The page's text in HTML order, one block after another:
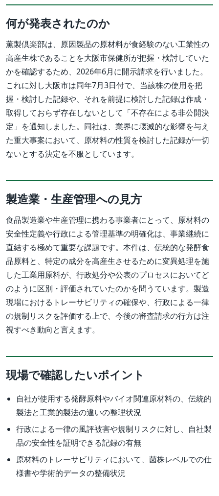
何が発表されたのか
薫製倶楽部は、原因製品の原材料が食経験のない工業性の
高産生株であることを大阪市保健所が把握・検討していた
かを確認するため、2026年6月に開示請求を行いました。
これに対し大阪市は同年7月3日付で、当該株の使用を把
握・検討した記録や、それを前提に検討した記録は作成・
取得しておらず存在しないとして「不存在による非公開決
定」を通知しました。同社は、業界に壊滅的な影響を与え
た重大事案において、原材料の性質を検討した記録が一切
ないとする決定を不服としています。
製造業・生産管理への見方
食品製造業や生産管理に携わる事業者にとって、原材料の
安全性定義や行政による管理基準の明確化は、事業継続に
直結する極めて重要な課題です。本件は、伝統的な発酵食
品原料と、特定の成分を高産生させるために変異処理を施
した工業用原料が、行政処分や公表のプロセスにおいてど
のように区別・評価されていたのかを問うています。製造
現場におけるトレーサビリティの確保や、行政による一律
の規制リスクを評価する上で、今後の審査請求の行方は注
視すべき動向と言えます。
現場で確認したいポイント
自社が使用する発酵原料やバイオ関連原材料の、伝統的
製法と工業的製法の違いの整理状況
行政による一律の風評被害や規制リスクに対し、自社製
品の安全性を証明できる記録の有無
原材料のトレーサビリティにおいて、菌株レベルでの仕
様書や学術的データの整備状況